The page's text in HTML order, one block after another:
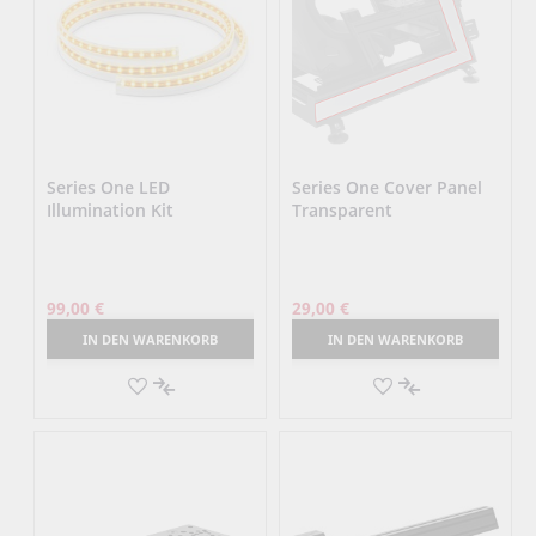
Series One LED
Illumination Kit
99,00 €
IN DEN WARENKORB
AUF
Series One Cover Panel
Transparent
29,00 €
IN DEN WARENKORB
AUF